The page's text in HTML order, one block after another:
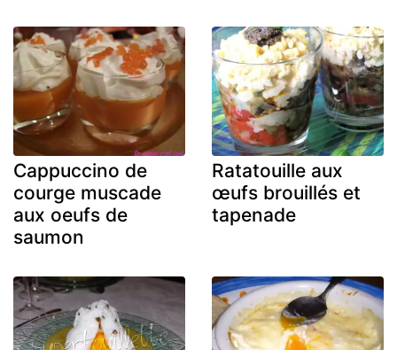
Cappuccino de
courge muscade
aux oeufs de
saumon
Ratatouille aux
œufs brouillés et
tapenade